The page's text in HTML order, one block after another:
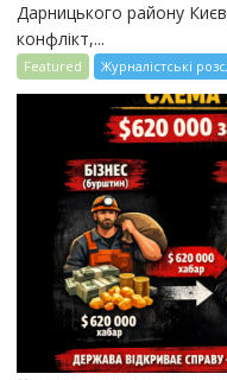
Дарницького району
конфлікт,...
Featured Журналістські